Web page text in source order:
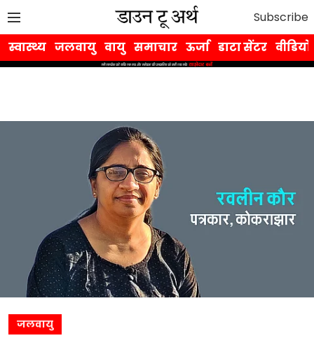
Subscribe
स्वास्थ्य जलवायु वायु समाचार ऊर्जा डाटा सेंटर वीडियो
जलवायु